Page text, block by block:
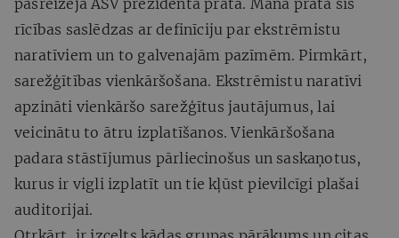
rīcības saslēdzas ar definīciju par ekstrēmistu
naratīviem un to galvenajām pazīmēm. Pirmkārt,
sarežģītības vienkāršošana. Ekstrēmistu naratīvi
apzināti vienkāršo sarežģītus jautājumus, lai
veicinātu to ātru izplatīšanos. Vienkāršošana
padara stāstījumus pārliecinošus un saskaņotus,
kurus ir vigli izplatīt un tie kļūst pievilcīgi plašai
auditorijai.